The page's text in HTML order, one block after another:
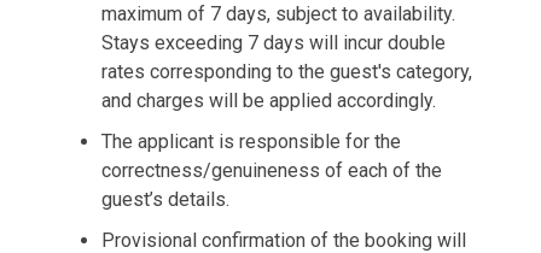
maximum of 7 days, subject to availability.
Stays exceeding 7 days will incur double
rates corresponding to the guest's category,
and charges will be applied accordingly.
The applicant is responsible for the
correctness/genuineness of each of the
guest’s details.
Provisional confirmation of the booking will